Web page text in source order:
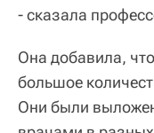
- сказала
Она добавила,
большое
Они были